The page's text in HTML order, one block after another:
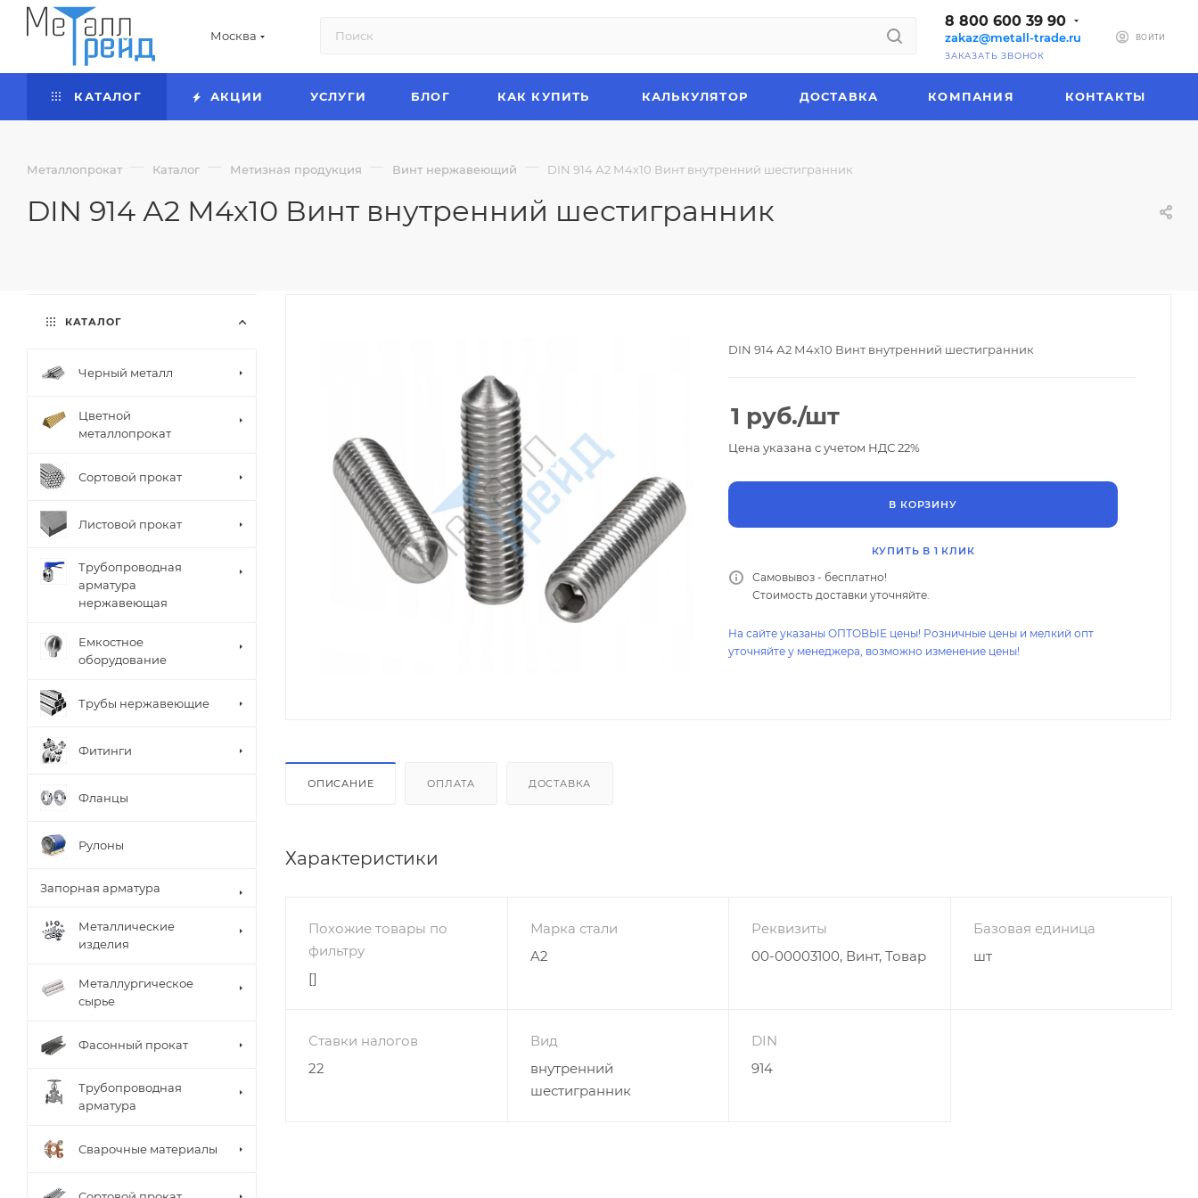
Москва
8 800 600 39 90
zakaz@metall-trade.ru
ЗАКАЗАТЬ ЗВОНОК
ВОЙТИ
КАТАЛОГ АКЦИИ УСЛУГИ БЛОГ КАК КУПИТЬ КАЛЬКУЛЯТОР ДОСТАВКА КОМПАНИЯ КОНТАКТЫ
Металлопрокат — Каталог — Метизная продукция — Винт нержавеющий — DIN 914 А2 М4х10 Винт внутренний шестигранник
DIN 914 А2 М4х10 Винт внутренний шестигранник
DIN 914 А2 М4х10 Винт внутренний шестигранник
1 руб./шт
Цена указана с учетом НДС 22%
В КОРЗИНУ
КУПИТЬ В 1 КЛИК
Самовывоз - бесплатно!
Стоимость доставки уточняйте.
На сайте указаны ОПТОВЫЕ цены! Розничные цены и мелкий опт
уточняйте у менеджера, возможно изменение цены!
ОПИСАНИЕ ОПЛАТА ДОСТАВКА
Характеристики
Похожие товары по
фильтру
[]
Марка стали
A2
Реквизиты
00-00003100, Винт, Товар
Базовая единица
шт
Ставки налогов
22
Вид
внутренний
шестигранник
DIN
914
КАТАЛОГ
Черный металл
Цветной
металлопрокат
Сортовой прокат
Листовой прокат
Трубопроводная
арматура
нержавеющая
Емкостное
оборудование
Трубы нержавеющие
Фитинги
Фланцы
Рулоны
Запорная арматура
Металлические
изделия
Металлургическое
сырье
Фасонный прокат
Трубопроводная
арматура
Сварочные материалы